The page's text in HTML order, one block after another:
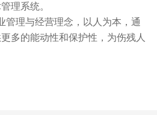
理系统。
理与经营理念，以人为本，通
多的能动性和保护性，为伤残人